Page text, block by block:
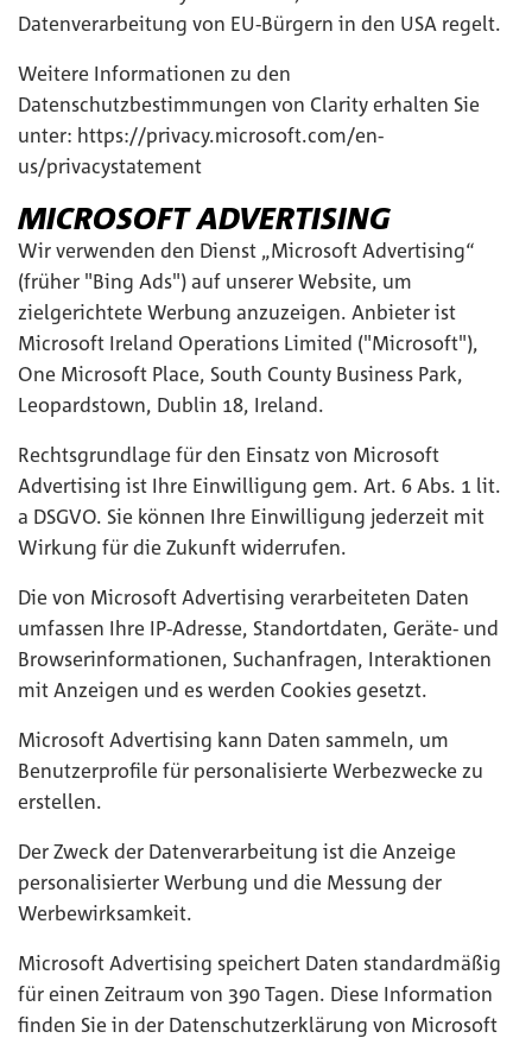
Datenverarbeitung von EU-Bürgern in den USA regelt.
Weitere Informationen zu den
Datenschutzbestimmungen von Clarity erhalten Sie
unter: https://privacy.microsoft.com/en-
us/privacystatement
MICROSOFT ADVERTISING
Wir verwenden den Dienst „Microsoft Advertising“
(früher "Bing Ads") auf unserer Website, um
zielgerichtete Werbung anzuzeigen. Anbieter ist
Microsoft Ireland Operations Limited ("Microsoft"),
One Microsoft Place, South County Business Park,
Leopardstown, Dublin 18, Ireland.
Rechtsgrundlage für den Einsatz von Microsoft
Advertising ist Ihre Einwilligung gem. Art. 6 Abs. 1 lit.
a DSGVO. Sie können Ihre Einwilligung jederzeit mit
Wirkung für die Zukunft widerrufen.
Die von Microsoft Advertising verarbeiteten Daten
umfassen Ihre IP-Adresse, Standortdaten, Geräte- und
Browserinformationen, Suchanfragen, Interaktionen
mit Anzeigen und es werden Cookies gesetzt.
Microsoft Advertising kann Daten sammeln, um
Benutzerprofile für personalisierte Werbezwecke zu
erstellen.
Der Zweck der Datenverarbeitung ist die Anzeige
personalisierter Werbung und die Messung der
Werbewirksamkeit.
Microsoft Advertising speichert Daten standardmäßig
für einen Zeitraum von 390 Tagen. Diese Information
finden Sie in der Datenschutzerklärung von Microsoft